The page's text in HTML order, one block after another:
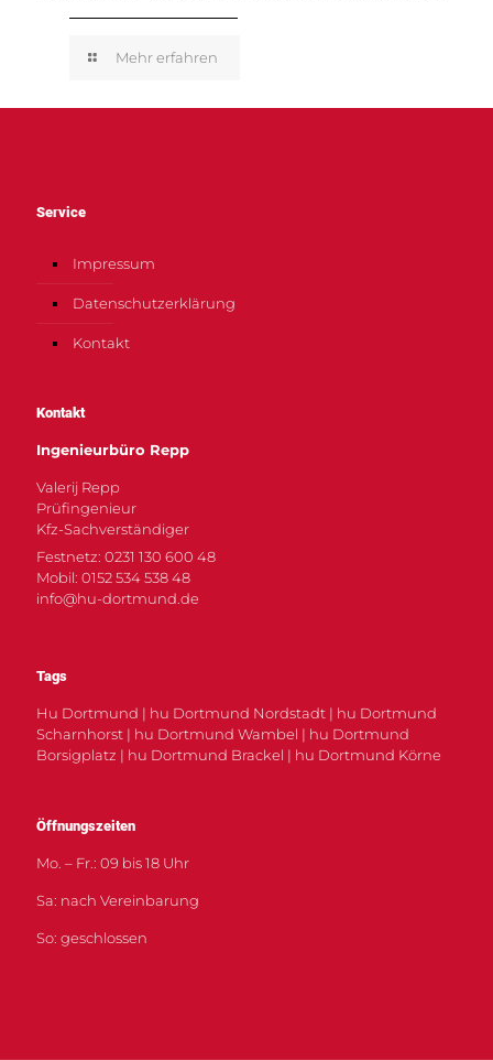
Mehr erfahren
Service
Impressum
Datenschutzerklärung
Kontakt
Kontakt
Ingenieurbüro Repp
Valerij Repp
Prüfingenieur
Kfz-Sachverständiger
Festnetz: 0231 130 600 48
Mobil: 0152 534 538 48
info@hu-dortmund.de
Tags
Hu Dortmund | hu Dortmund Nordstadt | hu Dortmund
Scharnhorst | hu Dortmund Wambel | hu Dortmund
Borsigplatz | hu Dortmund Brackel | hu Dortmund Körne
Öffnungszeiten
Mo. – Fr.: 09 bis 18 Uhr
Sa: nach Vereinbarung
So: geschlossen